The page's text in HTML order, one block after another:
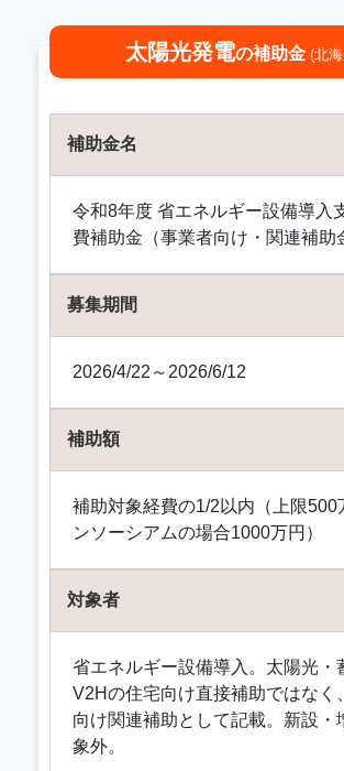
太陽光発電の補助金 (北
補助金名
令和8年度 省エネルギー設備導入
費補助金（事業者向け・関連補助
募集期間
2026/4/22～2026/6/12
補助額
補助対象経費の1/2以内（上限500
ンソーシアムの場合1000万円）
対象者
省エネルギー設備導入。太陽光・
V2Hの住宅向け直接補助ではなく
向け関連補助として記載。新設・
象外。